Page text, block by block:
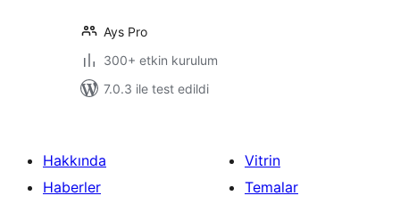
Ays Pro
300+ etkin kurulum
7.0.3 ile test edildi
Hakkında
Haberler
Vitrin
Temalar